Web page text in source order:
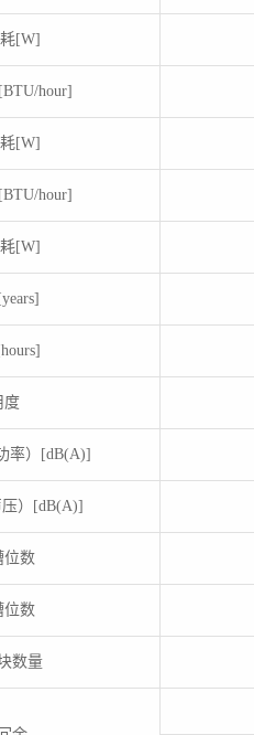
[W]
hour]
[W]
hour]
[W]
度
率）[dB(A)]
）[dB(A)]
位数
位数
数量